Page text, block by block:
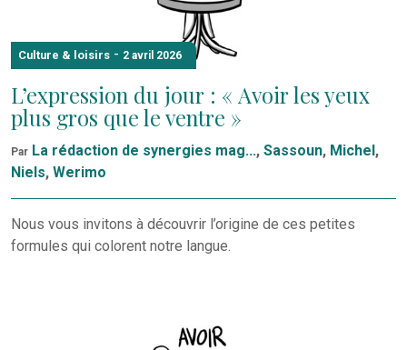
Culture & loisirs - 2 avril 2026
L’expression du jour : « Avoir les yeux
plus gros que le ventre »
Par La rédaction de synergies mag..., Sassoun, Michel,
Niels, Werimo
Nous vous invitons à découvrir l’origine de ces petites
formules qui colorent notre langue.